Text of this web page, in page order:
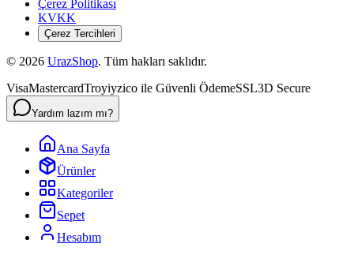
Çerez Politikası
KVKK
Çerez Tercihleri
© 2026 UrazShop. Tüm hakları saklıdır.
VisaMastercardTroyiyzico ile Güvenli ÖdemeSSL3D Secure
Yardım lazım mı?
Ana Sayfa
Ürünler
Kategoriler
Sepet
Hesabım